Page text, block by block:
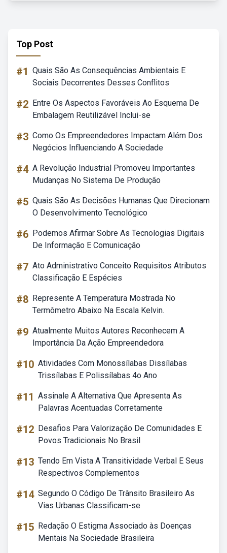
Top Post
#1 Quais São As Consequências Ambientais E
Sociais Decorrentes Desses Conflitos
#2 Entre Os Aspectos Favoráveis Ao Esquema De
Embalagem Reutilizável Inclui-se
#3 Como Os Empreendedores Impactam Além Dos
Negócios Influenciando A Sociedade
#4 A Revolução Industrial Promoveu Importantes
Mudanças No Sistema De Produção
#5 Quais São As Decisões Humanas Que Direcionam
O Desenvolvimento Tecnológico
#6 Podemos Afirmar Sobre As Tecnologias Digitais
De Informação E Comunicação
#7 Ato Administrativo Conceito Requisitos Atributos
Classificação E Espécies
#8 Represente A Temperatura Mostrada No
Termômetro Abaixo Na Escala Kelvin.
#9 Atualmente Muitos Autores Reconhecem A
Importância Da Ação Empreendedora
#10 Atividades Com Monossílabas Dissílabas
Trissílabas E Polissílabas 4o Ano
#11 Assinale A Alternativa Que Apresenta As
Palavras Acentuadas Corretamente
#12 Desafios Para Valorização De Comunidades E
Povos Tradicionais No Brasil
#13 Tendo Em Vista A Transitividade Verbal E Seus
Respectivos Complementos
#14 Segundo O Código De Trânsito Brasileiro As
Vias Urbanas Classificam-se
#15 Redação O Estigma Associado às Doenças
Mentais Na Sociedade Brasileira